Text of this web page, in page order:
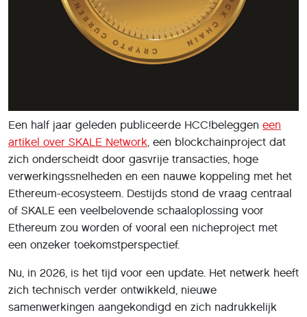
Een half jaar geleden publiceerde HCC!beleggen een
artikel over SKALE Network, een blockchainproject dat
zich onderscheidt door gasvrije transacties, hoge
verwerkingssnelheden en een nauwe koppeling met het
Ethereum-ecosysteem. Destijds stond de vraag centraal
of SKALE een veelbelovende schaaloplossing voor
Ethereum zou worden of vooral een nicheproject met
een onzeker toekomstperspectief.
Nu, in 2026, is het tijd voor een update. Het netwerk heeft
zich technisch verder ontwikkeld, nieuwe
samenwerkingen aangekondigd en zich nadrukkelijk